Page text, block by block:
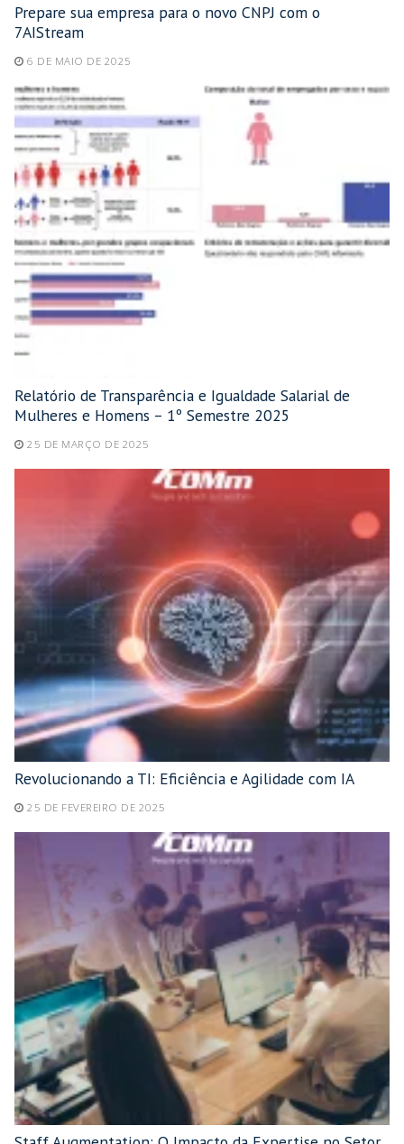
Prepare sua empresa para o novo CNPJ com o
7AIStream
6 DE MAIO DE 2025
Relatório de Transparência e Igualdade Salarial de
Mulheres e Homens – 1º Semestre 2025
25 DE MARÇO DE 2025
Revolucionando a TI: Eficiência e Agilidade com IA
25 DE FEVEREIRO DE 2025